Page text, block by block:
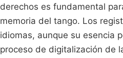
derechos es fundamental
memoria del tango. Los
idiomas, aunque su esencia
proceso de digitalización de